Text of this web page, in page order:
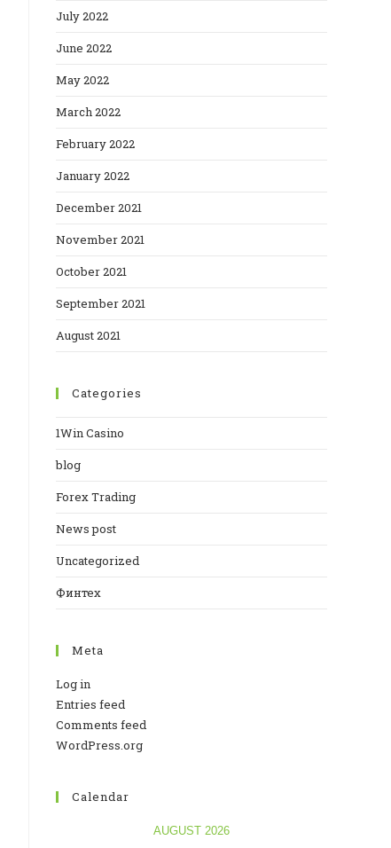
July 2022
June 2022
May 2022
March 2022
February 2022
January 2022
December 2021
November 2021
October 2021
September 2021
August 2021
Categories
1Win Casino
blog
Forex Trading
News post
Uncategorized
Финтех
Meta
Log in
Entries feed
Comments feed
WordPress.org
Calendar
AUGUST 2026